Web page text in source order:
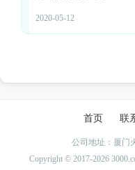
2020-05-12
首页 联
公司地址：厦门
Copyright © 2017-2026